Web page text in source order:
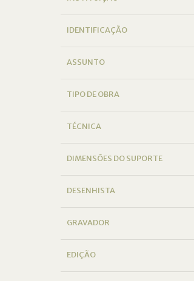
IDENTIFICAÇÃO
ASSUNTO
TIPO DE OBRA
TÉCNICA
DIMENSÕES DO SUPORTE
DESENHISTA
GRAVADOR
EDIÇÃO